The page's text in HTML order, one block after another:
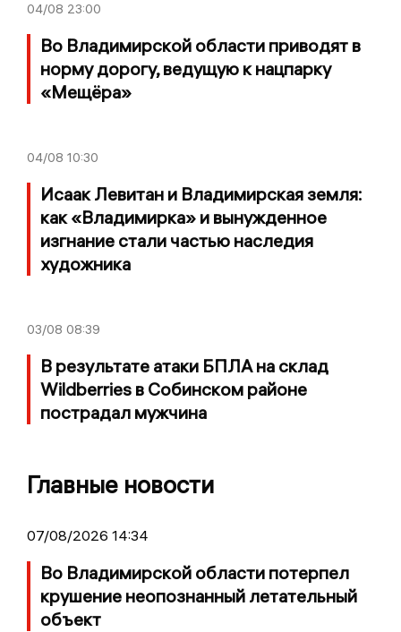
04/08 23:00
Во Владимирской области приводят в
норму дорогу, ведущую к нацпарку
«Мещёра»
04/08 10:30
Исаак Левитан и Владимирская земля:
как «Владимирка» и вынужденное
изгнание стали частью наследия
художника
03/08 08:39
В результате атаки БПЛА на склад
Wildberries в Собинском районе
пострадал мужчина
Главные новости
07/08/2026 14:34
Во Владимирской области потерпел
крушение неопознанный летательный
объект